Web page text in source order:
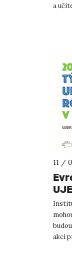
a
11 /
akcí